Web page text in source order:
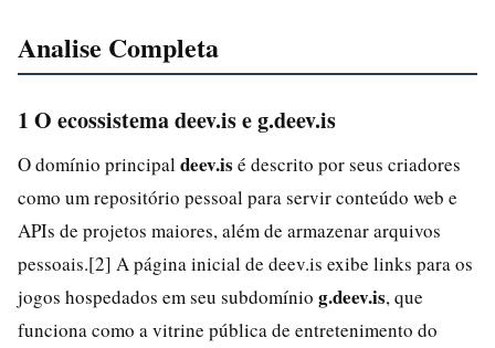
Analise Completa
1 O ecossistema deev.is e g.deev.is
O domínio principal deev.is é descrito por seus criadores
como um repositório pessoal para servir conteúdo web e
APIs de projetos maiores, além de armazenar arquivos
pessoais.[2] A página inicial de deev.is exibe links para os
jogos hospedados em seu subdomínio g.deev.is, que
funciona como a vitrine pública de entretenimento do